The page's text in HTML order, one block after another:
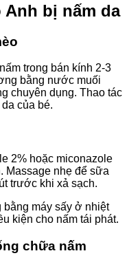
Anh bị nấm da
trong bán kính 2-3
bằng nước muối
chuyên dụng. Thao tác
của bé.
2% hoặc miconazole
Massage nhẹ để sữa
trước khi xả sạch.
bằng máy sấy ở nhiệt
kiện cho nấm tái phát.
chữa nấm